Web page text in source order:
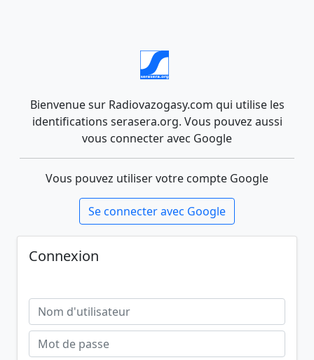
Bienvenue sur Radiovazogasy.com qui utilise les
identifications serasera.org. Vous pouvez aussi
vous connecter avec Google
Vous pouvez utiliser votre compte Google
Se connecter avec Google
Connexion